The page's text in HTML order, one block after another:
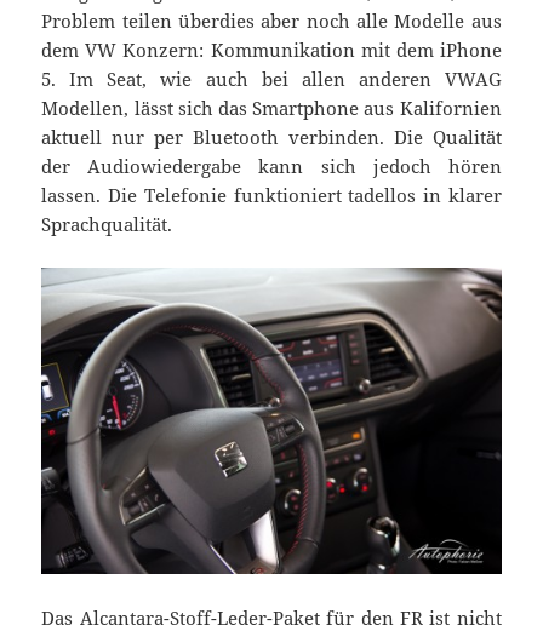
Problem teilen überdies aber noch alle Modelle aus
dem VW Konzern: Kommunikation mit dem iPhone
5. Im Seat, wie auch bei allen anderen VWAG
Modellen, lässt sich das Smartphone aus Kalifornien
aktuell nur per Bluetooth verbinden. Die Qualität
der Audiowiedergabe kann sich jedoch hören
lassen. Die Telefonie funktioniert tadellos in klarer
Sprachqualität.
Das Alcantara-Stoff-Leder-Paket für den FR ist nicht